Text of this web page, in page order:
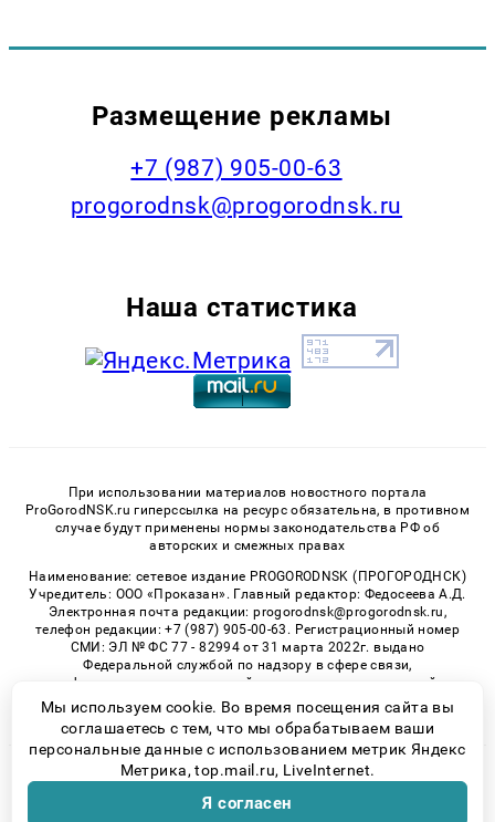
Размещение рекламы
+7 (987) 905-00-63
progorodnsk@progorodnsk.ru
Наша статистика
При использовании материалов новостного портала
ProGorodNSK.ru гиперссылка на ресурс обязательна, в противном
случае будут применены нормы законодательства РФ об
авторских и смежных правах
Наименование: сетевое издание PROGORODNSK (ПРОГОРОДНСК)
Учредитель: ООО «Проказан». Главный редактор: Федосеева А.Д.
Электронная почта редакции: progorodnsk@progorodnsk.ru,
телефон редакции: +7 (987) 905-00-63. Регистрационный номер
СМИ: ЭЛ № ФС 77 - 82994 от 31 марта 2022г. выдано
Федеральной службой по надзору в сфере связи,
информационных технологий и массовых коммуникаций.
Возрастная категория сайта 16+.
© 2026 «progorodnsk» | Все права защищены
Возрастная категория сайта 16+
Мы используем cookie. Во время посещения сайта вы
соглашаетесь с тем, что мы обрабатываем ваши
персональные данные с использованием метрик Яндекс
Метрика, top.mail.ru, LiveInternet.
Я согласен